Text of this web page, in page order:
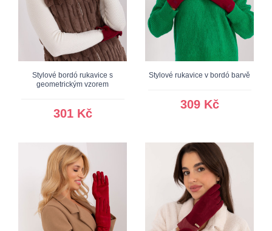
Stylové bordó rukavice s
geometrickým vzorem
301 Kč
Stylové rukavice v bordó barvě
309 Kč